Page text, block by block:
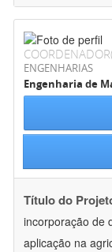
ENGENHARIAS
Engenharia de
Título do
incorporação de
aplicação na